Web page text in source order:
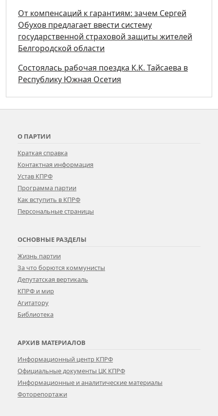
От компенсаций к гарантиям: зачем Сергей
Обухов предлагает ввести систему
государственной страховой защиты жителей
Белгородской области
Состоялась рабочая поездка К.К. Тайсаева в
Республику Южная Осетия
О ПАРТИИ
Краткая справка
Контактная информация
Устав КПРФ
Программа партии
Как вступить в КПРФ
Персональные страницы
ОСНОВНЫЕ РАЗДЕЛЫ
Жизнь партии
За что борются коммунисты
Депутатская вертикаль
КПРФ и мир
Агитатору
Библиотека
АРХИВ МАТЕРИАЛОВ
Информационный центр КПРФ
Официальные документы ЦК КПРФ
Информационные и аналитические материалы
Фоторепортажи